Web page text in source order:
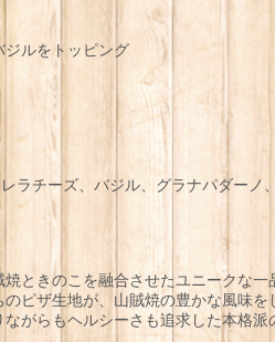
ルをトッピング
ラチーズ、バジル、グラナパダーノ
ときのこを融合させたユニークな一
ピザ生地が、山賊焼の豊かな風味を
がらもヘルシーさも追求した本格派